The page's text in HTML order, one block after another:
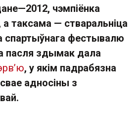
чэмпіёнка
а таксама — стваральніца
спартыўнага фестывалю
пасля здымак дала
, у якім падрабязна
адносіны з